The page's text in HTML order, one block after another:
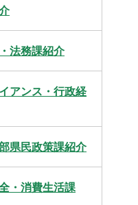
法務課紹介
アンス・行政経
県民政策課紹介
・消費生活課